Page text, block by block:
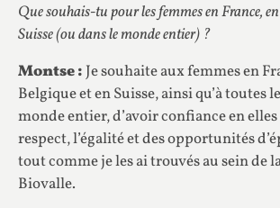
Que souhais-tu pour les femmes en France,
Suisse (ou dans le monde entier) ?
Montse : Je souhaite aux femmes en
Belgique et en Suisse, ainsi qu’à toutes
monde entier, d’avoir confiance en
respect, l’égalité et des opportunités
tout comme je les ai trouvés au sein de
Biovalle.